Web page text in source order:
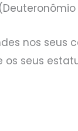
nos seus
seus